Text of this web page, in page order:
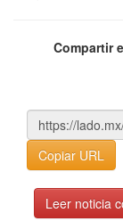
Compartir
Copiar URL
Leer noticia